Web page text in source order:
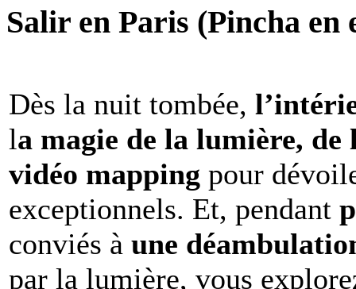
Salir en Paris (Pincha en
Dès la nuit tombée,
la magie de la lumière,
vidéo mapping pour
exceptionnels. Et, pendant
conviés à une
par la lumière, vous